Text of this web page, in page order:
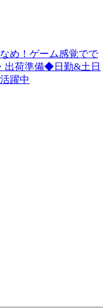
め！ゲーム感覚でで
出荷準備◆日勤&土日
躍中